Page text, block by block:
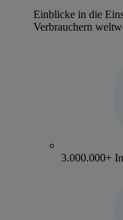
Einblicke in die
Verbrauchern
3.000.000+